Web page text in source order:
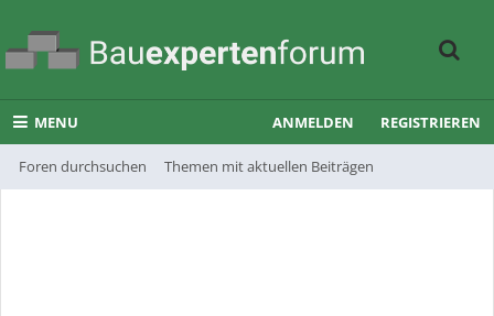
MENU
Foren durchsuchen Themen mit aktuellen Beiträgen
ANMELDEN REGISTRIEREN